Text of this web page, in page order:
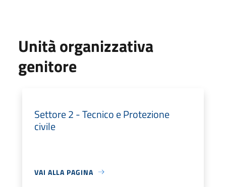
Unità organizzativa
genitore
Settore 2 - Tecnico e Protezione
civile
VAI ALLA PAGINA